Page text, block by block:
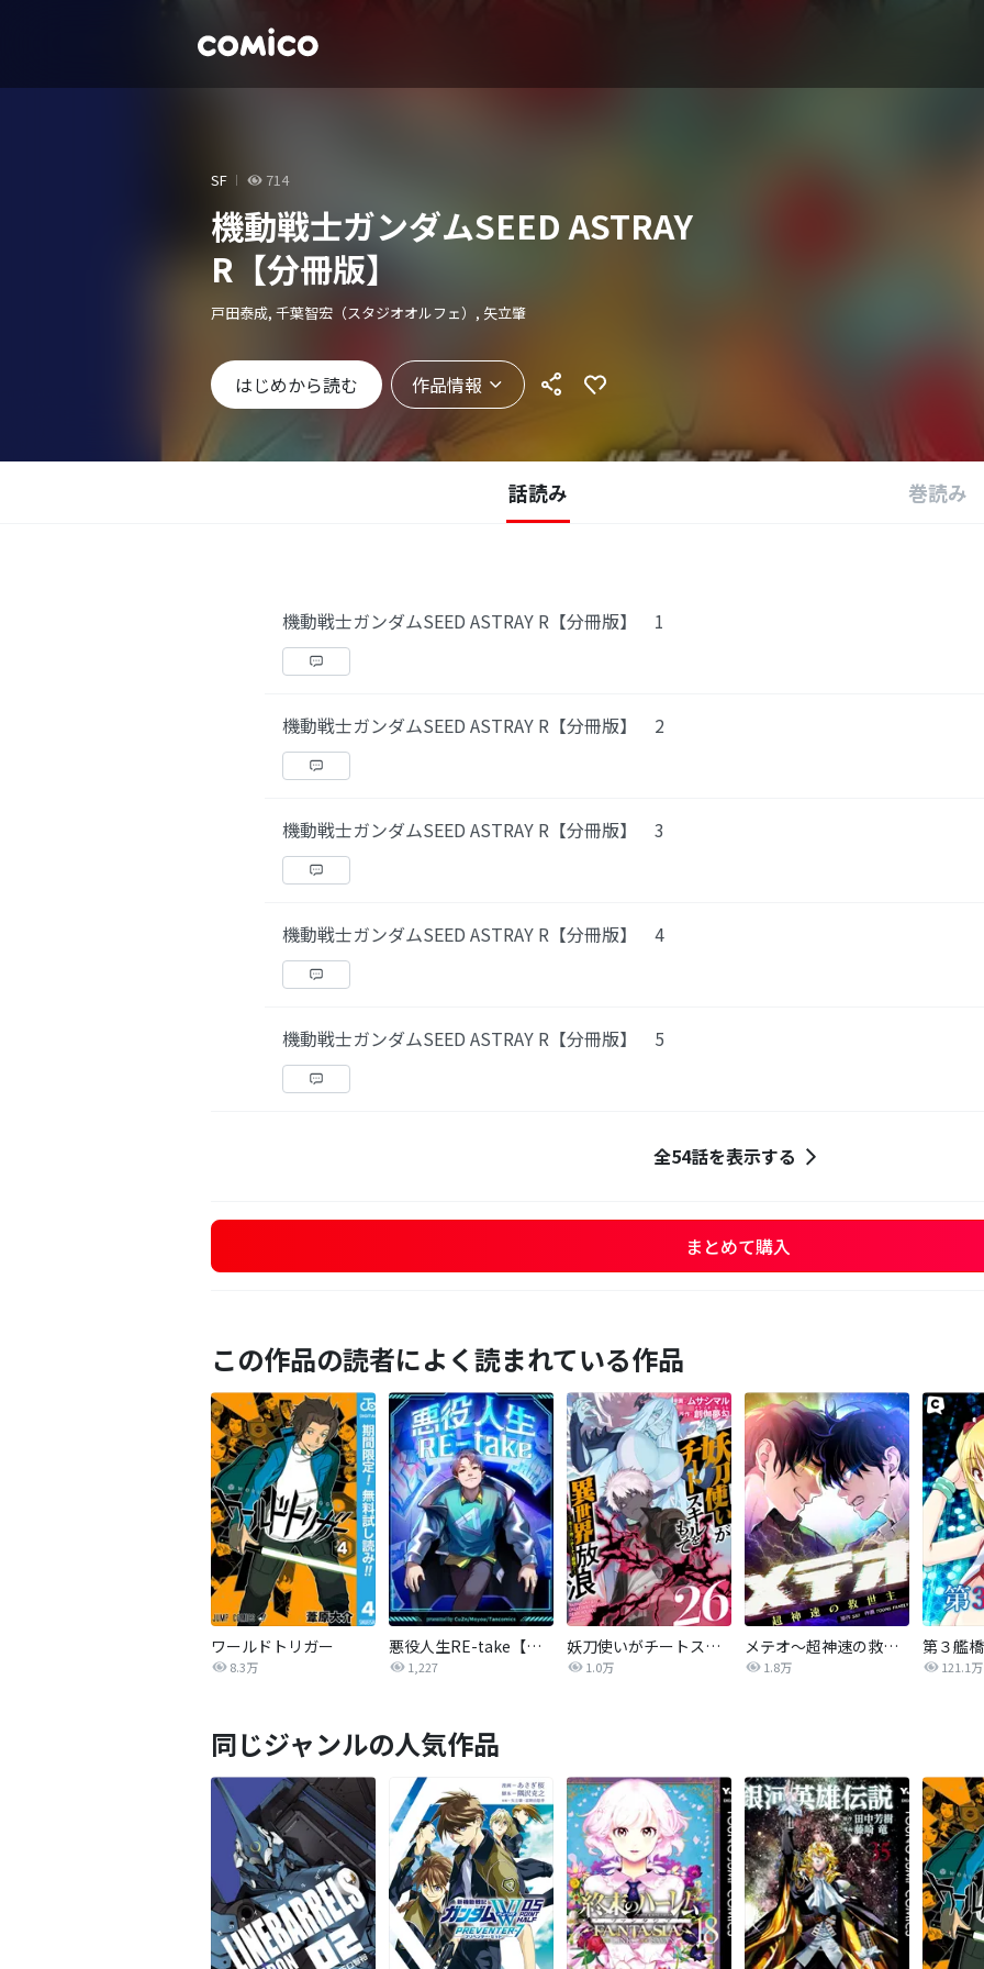
SF 714
機動戦士ガンダムSEED ASTRAY
R【分冊版】
戸田泰成, 千葉智宏（スタジオオルフェ）, 矢立肇
はじめから読む 作品情報
話読み 巻読み
機動戦士ガンダムSEED ASTRAY R【分冊版】 1
機動戦士ガンダムSEED ASTRAY R【分冊版】 2
機動戦士ガンダムSEED ASTRAY R【分冊版】 3
機動戦士ガンダムSEED ASTRAY R【分冊版】 4
機動戦士ガンダムSEED ASTRAY R【分冊版】 5
全54話を表示する
まとめて購入
この作品の読者によく読まれている作品
ワールドトリガー
8.3万
悪役人生RE-take【タテヨミ】
1,227
妖刀使いがチートスキルをもって異世界放浪 ～生まれ持ったチートは最強！！～
1.0万
メテオ～超神速の救世主～【タテヨミ】
1.8万
第３艦
121.1万
同じジャンルの人気作品